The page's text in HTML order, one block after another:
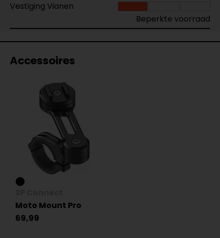
Vestiging Vianen
Beperkte voorraad
Accessoires
Moto Mount Pro
69,99